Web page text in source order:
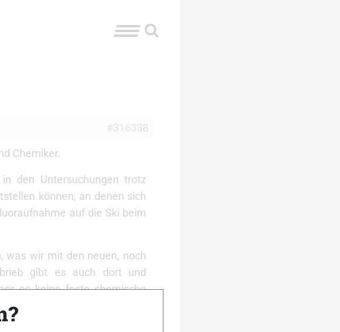
#316338
Chemiker.
den Untersuchungen trotz
können, an denen sich
auf die Ski beim
was wir mit den neuen, noch
gibt es auch dort und
es keine feste chemische
sollte also eher höher sein.
tun Fluorwachse ja auch